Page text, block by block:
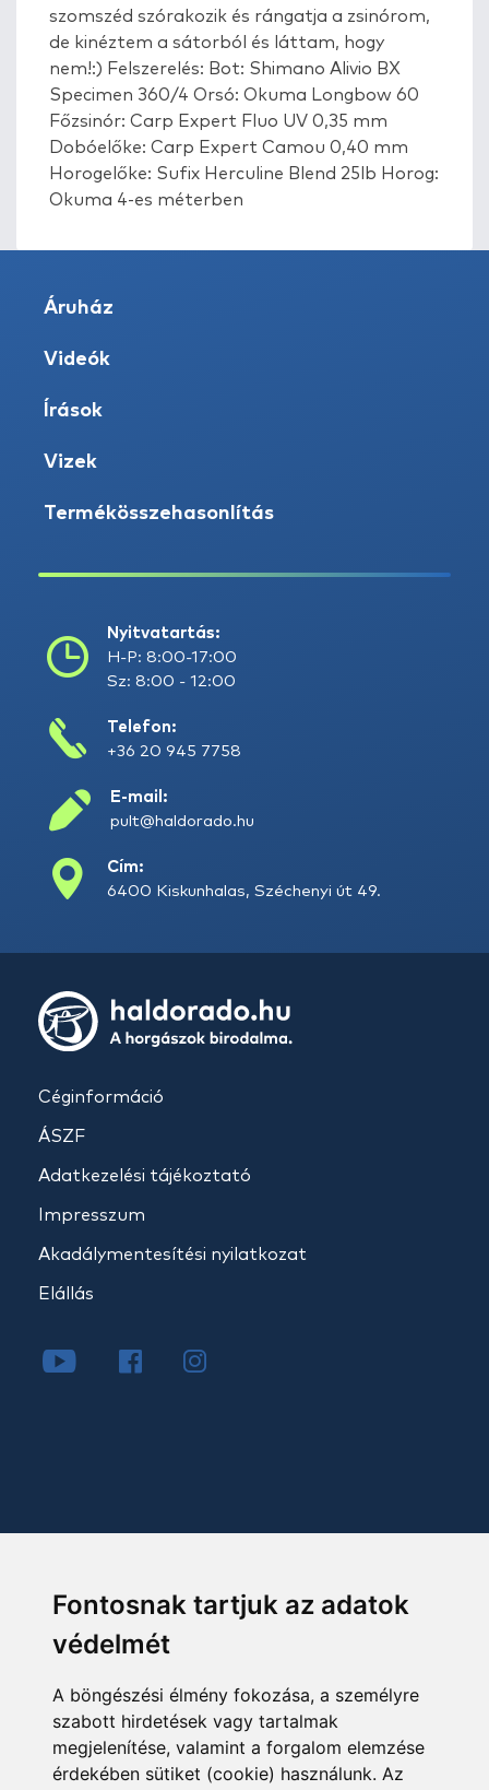
Fontosnak tartjuk az adatok
védelmét
A böngészési élmény fokozása, a személyre
szabott hirdetések vagy tartalmak
megjelenítése, valamint a forgalom elemzése
érdekében sütiket (cookie) használunk. Az
szomszéd szórakozik és rángatja a zsinórom,
de kinéztem a sátorból és láttam, hogy
nem!:) Felszerelés: Bot: Shimano Alivio BX
Specimen 360/4 Orsó: Okuma Longbow 60
Főzsinór: Carp Expert Fluo UV 0,35 mm
Dobóelőke: Carp Expert Camou 0,40 mm
Horogelőke: Sufix Herculine Blend 25lb Horog:
Okuma 4-es méterben
Áruház
Videók
Írások
Vizek
Termékösszehasonlítás
Nyitvatartás:
H-P: 8:00-17:00
Sz: 8:00 - 12:00
Telefon:
+36 20 945 7758
E-mail:
pult@haldorado.hu
Cím:
6400 Kiskunhalas, Széchenyi út 49.
Céginformáció
ÁSZF
Adatkezelési tájékoztató
Impresszum
Akadálymentesítési nyilatkozat
Elállás